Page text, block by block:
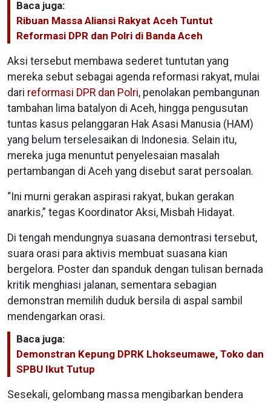
Baca juga:
Ribuan Massa Aliansi Rakyat Aceh Tuntut
Reformasi DPR dan Polri di Banda Aceh
Aksi tersebut membawa sederet tuntutan yang
mereka sebut sebagai agenda reformasi rakyat, mulai
dari reformasi DPR dan Polri, penolakan pembangunan
tambahan lima batalyon di Aceh, hingga pengusutan
tuntas kasus pelanggaran Hak Asasi Manusia (HAM)
yang belum terselesaikan di Indonesia. Selain itu,
mereka juga menuntut penyelesaian masalah
pertambangan di Aceh yang disebut sarat persoalan.
“Ini murni gerakan aspirasi rakyat, bukan gerakan
anarkis,” tegas Koordinator Aksi, Misbah Hidayat.
Di tengah mendungnya suasana demontrasi tersebut,
suara orasi para aktivis membuat suasana kian
bergelora. Poster dan spanduk dengan tulisan bernada
kritik menghiasi jalanan, sementara sebagian
demonstran memilih duduk bersila di aspal sambil
mendengarkan orasi.
Baca juga:
Demonstran Kepung DPRK Lhokseumawe, Toko dan
SPBU Ikut Tutup
Sesekali, gelombang massa mengibarkan bendera